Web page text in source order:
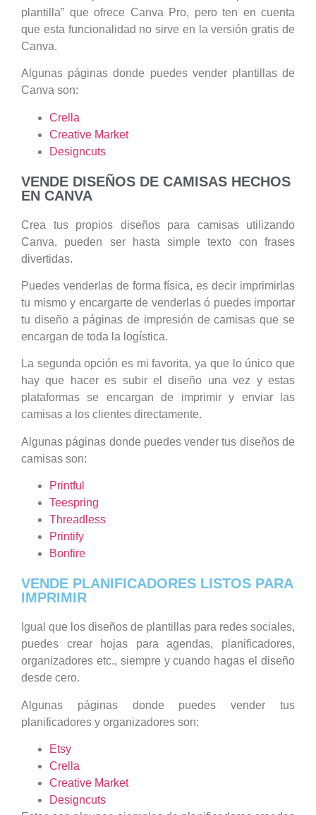
plantilla” que ofrece Canva Pro, pero ten en cuenta
que esta funcionalidad no sirve en la versión gratis de
Canva.
Algunas páginas donde puedes vender plantillas de
Canva son:
Crella
Creative Market
Designcuts
VENDE DISEÑOS DE CAMISAS HECHOS
EN CANVA
Crea tus propios diseños para camisas utilizando
Canva, pueden ser hasta simple texto con frases
divertidas.
Puedes venderlas de forma física, es decir imprimirlas
tu mismo y encargarte de venderlas ó puedes importar
tu diseño a páginas de impresión de camisas que se
encargan de toda la logística.
La segunda opción es mi favorita, ya que lo único que
hay que hacer es subir el diseño una vez y estas
plataformas se encargan de imprimir y enviar las
camisas a los clientes directamente.
Algunas páginas donde puedes vender tus diseños de
camisas son:
Printful
Teespring
Threadless
Printify
Bonfire
VENDE PLANIFICADORES LISTOS PARA
IMPRIMIR
Igual que los diseños de plantillas para redes sociales,
puedes crear hojas para agendas, planificadores,
organizadores etc., siempre y cuando hagas el diseño
desde cero.
Algunas páginas donde puedes vender tus
planificadores y organizadores son:
Etsy
Crella
Creative Market
Designcuts